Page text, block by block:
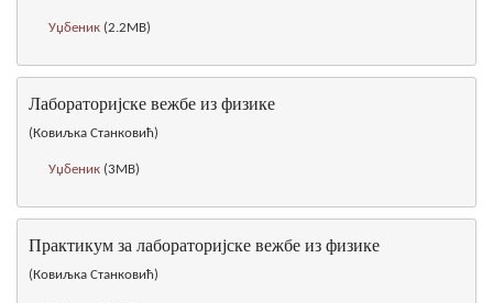
Уџбеник (2.2MB)
Лабораторијске вежбе из физике
(Ковиљка Станковић)
Уџбеник (3MB)
Практикум за лабораторијске вежбе из физике
(Ковиљка Станковић)